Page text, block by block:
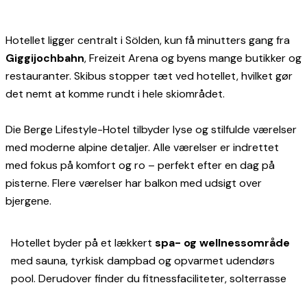
Hotellet ligger centralt i Sölden, kun få minutters gang fra
Giggijochbahn, Freizeit Arena og byens mange butikker og
restauranter. Skibus stopper tæt ved hotellet, hvilket gør
det nemt at komme rundt i hele skiområdet.
Die Berge Lifestyle-Hotel tilbyder lyse og stilfulde værelser
med moderne alpine detaljer. Alle værelser er indrettet
med fokus på komfort og ro – perfekt efter en dag på
pisterne. Flere værelser har balkon med udsigt over
bjergene.
Hotellet byder på et lækkert spa- og wellnessområde
med sauna, tyrkisk dampbad og opvarmet udendørs
pool. Derudover finder du fitnessfaciliteter, solterrasse